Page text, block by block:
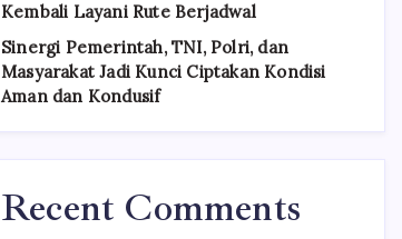
Kembali Layani Rute Berjadwal
Sinergi Pemerintah, TNI, Polri, dan
Masyarakat Jadi Kunci Ciptakan Kondisi
Aman dan Kondusif
Recent Comments